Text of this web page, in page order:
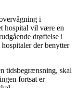
i
hospital vil være en
drøftelse i
der benytter
tidsbegrænsning, skal
fortsat er